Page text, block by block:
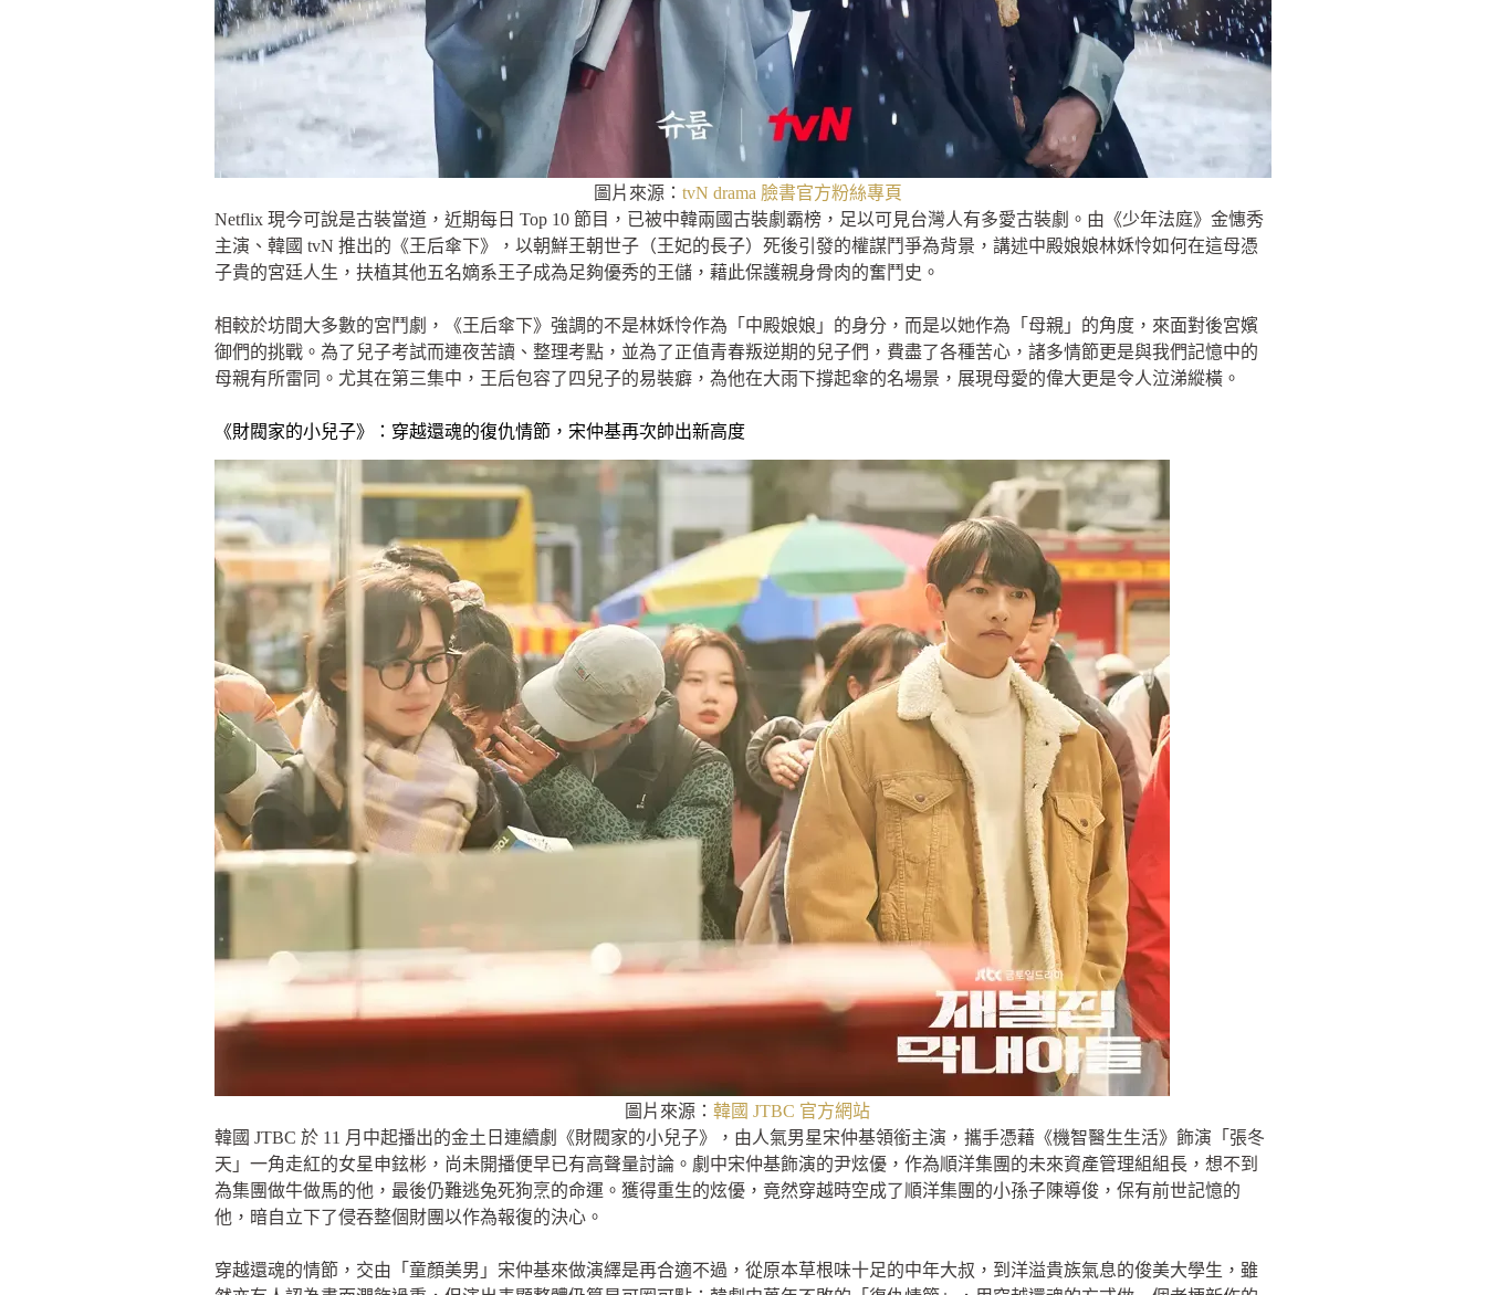
圖片來源： tvN drama 臉書官方粉絲專頁
Netflix 現今可說是古裝當道，近期每日 Top 10 節目，已被中韓兩國古裝劇霸榜，足以可見台灣人有多愛古裝劇。由《少年法庭》金憓秀
主演、韓國 tvN 推出的《王后傘下》，以朝鮮王朝世子（王妃的長子）死後引發的權謀鬥爭為背景，講述中殿娘娘林姀怜如何在這母憑
子貴的宮廷人生，扶植其他五名嫡系王子成為足夠優秀的王儲，藉此保護親身骨肉的奮鬥史。
相較於坊間大多數的宮鬥劇，《王后傘下》強調的不是林姀怜作為「中殿娘娘」的身分，而是以她作為「母親」的角度，來面對後宮嬪
御們的挑戰。為了兒子考試而連夜苦讀、整理考點，並為了正值青春叛逆期的兒子們，費盡了各種苦心，諸多情節更是與我們記憶中的
母親有所雷同。尤其在第三集中，王后包容了四兒子的易裝癖，為他在大雨下撐起傘的名場景，展現母愛的偉大更是令人泣涕縱橫。
《財閥家的小兒子》：穿越還魂的復仇情節，宋仲基再次帥出新高度
圖片來源： 韓國 JTBC 官方網站
韓國 JTBC 於 11 月中起播出的金土日連續劇《財閥家的小兒子》，由人氣男星宋仲基領銜主演，攜手憑藉《機智醫生生活》飾演「張冬
天」一角走紅的女星申鉉彬，尚未開播便早已有高聲量討論。劇中宋仲基飾演的尹炫優，作為順洋集團的未來資產管理組組長，想不到
為集團做牛做馬的他，最後仍難逃兔死狗烹的命運。獲得重生的炫優，竟然穿越時空成了順洋集團的小孫子陳導俊，保有前世記憶的
他，暗自立下了侵吞整個財團以作為報復的決心。
穿越還魂的情節，交由「童顏美男」宋仲基來做演繹是再合適不過，從原本草根味十足的中年大叔，到洋溢貴族氣息的俊美大學生，雖